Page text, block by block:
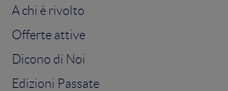
A chi è rivolto
Offerte attive
Dicono di Noi
Edizioni Passate